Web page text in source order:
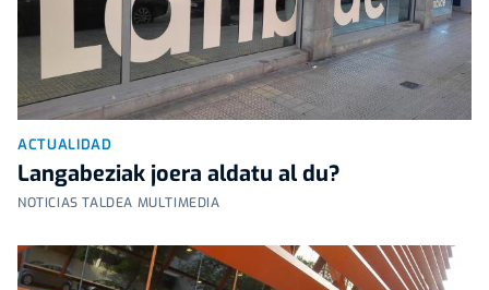
ACTUALIDAD
Langabeziak joera aldatu al du?
NOTICIAS TALDEA MULTIMEDIA